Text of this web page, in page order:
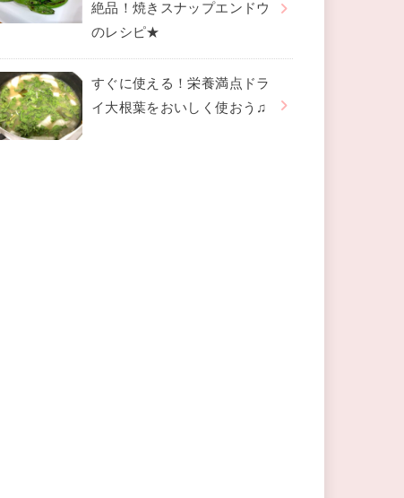
絶品！焼きスナップエンドウ
のレシピ★
すぐに使える！栄養満点ドラ
イ大根葉をおいしく使おう♫